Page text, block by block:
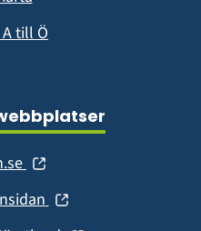
till Ö
(öppnas
nytt (öppnas